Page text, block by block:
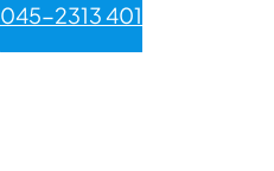
045-2313 401